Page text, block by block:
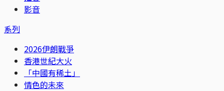
影音
系列
2026伊朗戰爭
香港世紀大火
「中國有稀土」
情色的未來